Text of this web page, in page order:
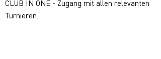
CLUB IN ONE - Zugang mit allen relevanten
Turnieren.